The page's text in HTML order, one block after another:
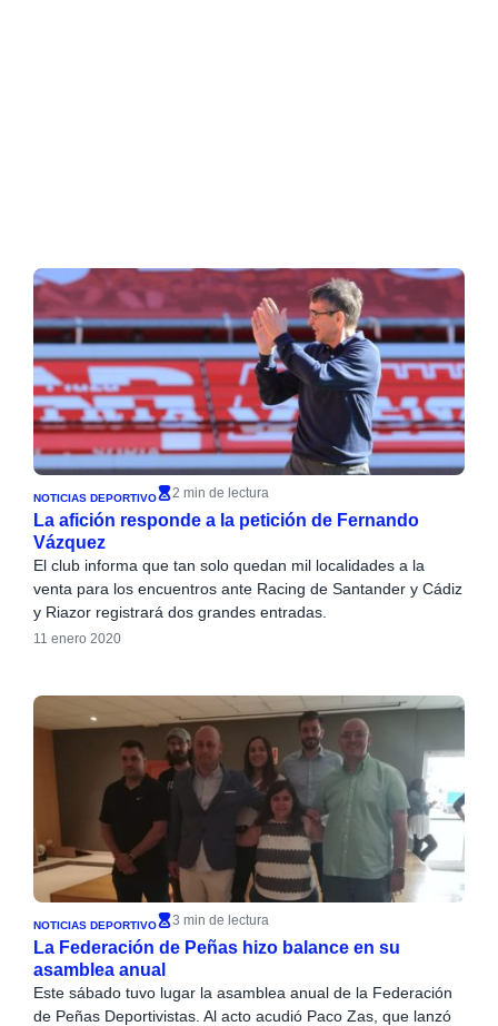
NOTICIAS DEPORTIVO 2 min de lectura
La afición responde a la petición de Fernando
Vázquez
El club informa que tan solo quedan mil localidades a la
venta para los encuentros ante Racing de Santander y Cádiz
y Riazor registrará dos grandes entradas.
11 enero 2020
NOTICIAS DEPORTIVO 3 min de lectura
La Federación de Peñas hizo balance en su
asamblea anual
Este sábado tuvo lugar la asamblea anual de la Federación
de Peñas Deportivistas. Al acto acudió Paco Zas, que lanzó